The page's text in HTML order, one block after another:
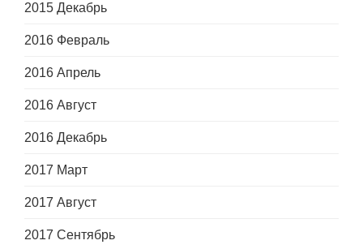
2015 Декабрь
2016 Февраль
2016 Апрель
2016 Август
2016 Декабрь
2017 Март
2017 Август
2017 Сентябрь